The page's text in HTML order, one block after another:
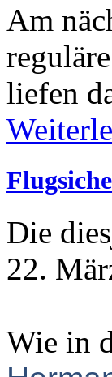
Am
liefen
Die
22.
Wie in